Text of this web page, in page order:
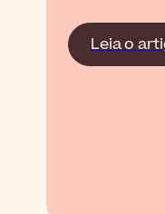
Leia o